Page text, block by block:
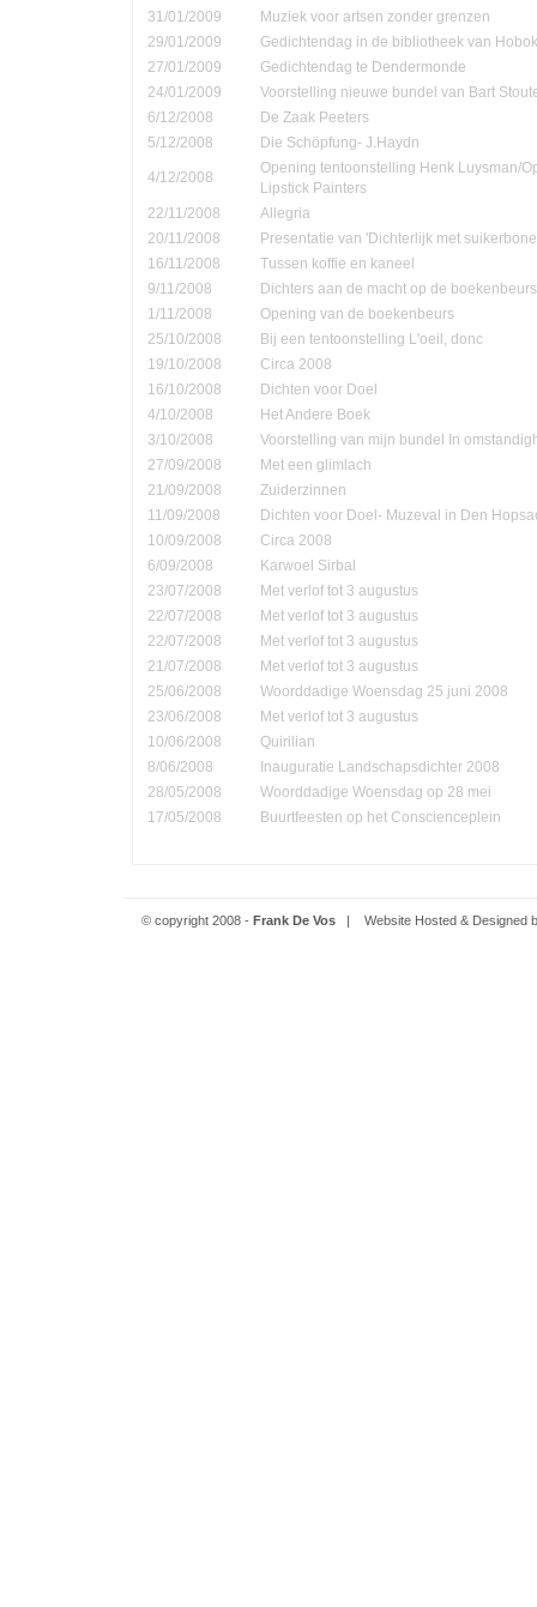
31/01/2009
Muziek voor artsen zonder grenzen
29/01/2009
Gedichtendag in de bibliotheek van
27/01/2009
Gedichtendag te Dendermonde
24/01/2009
Voorstelling nieuwe bundel van Bart
6/12/2008
De Zaak Peeters
5/12/2008
Die Schöpfung- J.Haydn
4/12/2008
Opening tentoonstelling Henk Luysman/
Lipstick Painters
22/11/2008
Allegria
20/11/2008
Presentatie van 'Dichterlijk met
16/11/2008
Tussen koffie en kaneel
9/11/2008
Dichters aan de macht op de boekenbeurs
1/11/2008
Opening van de boekenbeurs
25/10/2008
Bij een tentoonstelling L'oeil, donc
19/10/2008
Circa 2008
16/10/2008
Dichten voor Doel
4/10/2008
Het Andere Boek
3/10/2008
Voorstelling van mijn bundel In
27/09/2008
Met een glimlach
21/09/2008
Zuiderzinnen
11/09/2008
Dichten voor Doel- Muzeval in Den
10/09/2008
Circa 2008
6/09/2008
Karwoel Sirbal
23/07/2008
Met verlof tot 3 augustus
22/07/2008
Met verlof tot 3 augustus
22/07/2008
Met verlof tot 3 augustus
21/07/2008
Met verlof tot 3 augustus
25/06/2008
Woorddadige Woensdag 25 juni 2008
23/06/2008
Met verlof tot 3 augustus
10/06/2008
Quirilian
8/06/2008
Inauguratie Landschapsdichter 2008
28/05/2008
Woorddadige Woensdag op 28 mei
17/05/2008
Buurtfeesten op het Conscienceplein
© copyright 2008 - Frank De Vos| Website Hosted & Designed